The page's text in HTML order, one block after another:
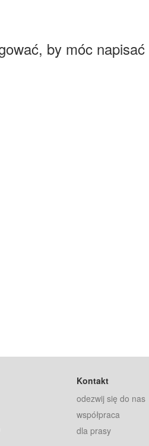
by móc
Kontakt
odezwij się do nas
współpraca
dla prasy